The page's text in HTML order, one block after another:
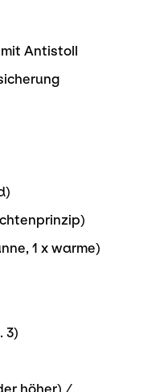
Antistoll
1 x warme)
3)